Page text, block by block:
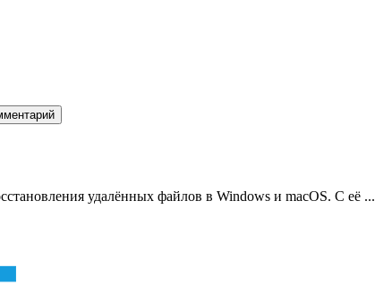
удалённых файлов в Windows и macOS. С её ...